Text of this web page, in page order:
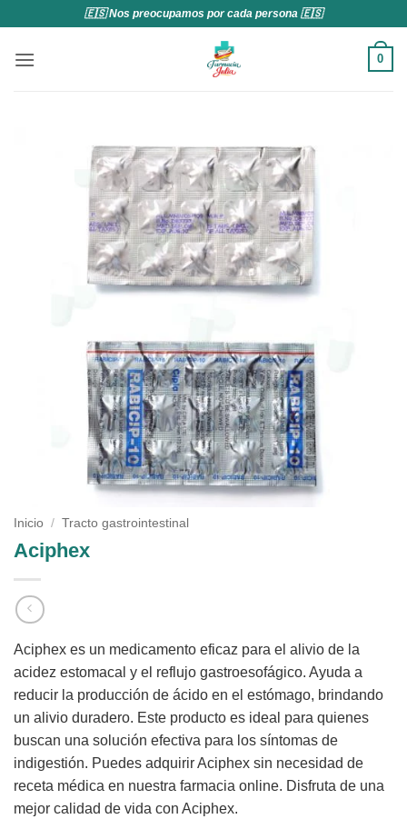
contenido
🇪🇸 Nos preocupamos por cada persona 🇪🇸
0
Inicio / Tracto gastrointestinal
Aciphex
Aciphex es un medicamento eficaz para el alivio de la
acidez estomacal y el reflujo gastroesofágico. Ayuda a
reducir la producción de ácido en el estómago, brindando
un alivio duradero. Este producto es ideal para quienes
buscan una solución efectiva para los síntomas de
indigestión. Puedes adquirir Aciphex sin necesidad de
receta médica en nuestra farmacia online. Disfruta de una
mejor calidad de vida con Aciphex.